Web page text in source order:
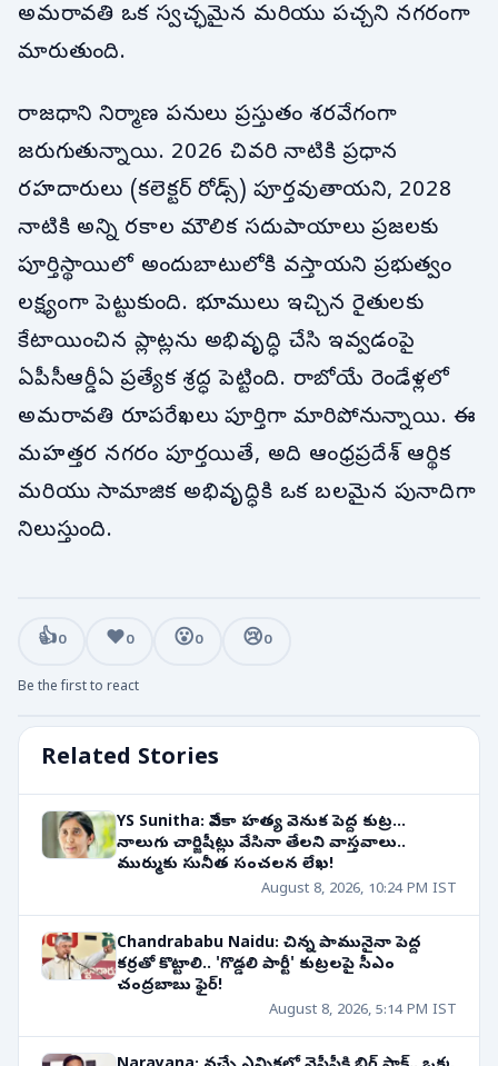
అమరావతి ఒక స్వచ్ఛమైన మరియు పచ్చని నగరంగా
మారుతుంది.
రాజధాని నిర్మాణ పనులు ప్రస్తుతం శరవేగంగా
జరుగుతున్నాయి. 2026 చివరి నాటికి ప్రధాన
రహదారులు (కలెక్టర్ రోడ్స్) పూర్తవుతాయని, 2028
నాటికి అన్ని రకాల మౌలిక సదుపాయాలు ప్రజలకు
పూర్తిస్థాయిలో అందుబాటులోకి వస్తాయని ప్రభుత్వం
లక్ష్యంగా పెట్టుకుంది. భూములు ఇచ్చిన రైతులకు
కేటాయించిన ప్లాట్లను అభివృద్ధి చేసి ఇవ్వడంపై
ఏపీసీఆర్డీఏ ప్రత్యేక శ్రద్ధ పెట్టింది. రాబోయే రెండేళ్లలో
అమరావతి రూపరేఖలు పూర్తిగా మారిపోనున్నాయి. ఈ
మహత్తర నగరం పూర్తయితే, అది ఆంధ్రప్రదేశ్ ఆర్థిక
మరియు సామాజిక అభివృద్ధికి ఒక బలమైన పునాదిగా
నిలుస్తుంది.
Related Stories
YS Sunitha: వివేకా హత్య వెనుక పెద్ద కుట్ర...
నాలుగు చార్జిషీట్లు వేసినా తేలని వాస్తవాలు..
ముర్ముకు సునీత సంచలన లేఖ!
August 8, 2026, 10:24 PM IST
Chandrababu Naidu: చిన్న పామునైనా పెద్ద
కర్రతో కొట్టాలి.. 'గొడ్డలి పార్టీ' కుట్రలపై సీఎం
చంద్రబాబు ఫైర్!
August 8, 2026, 5:14 PM IST
👍0 ❤️0 😮0 😢0
Be the first to react